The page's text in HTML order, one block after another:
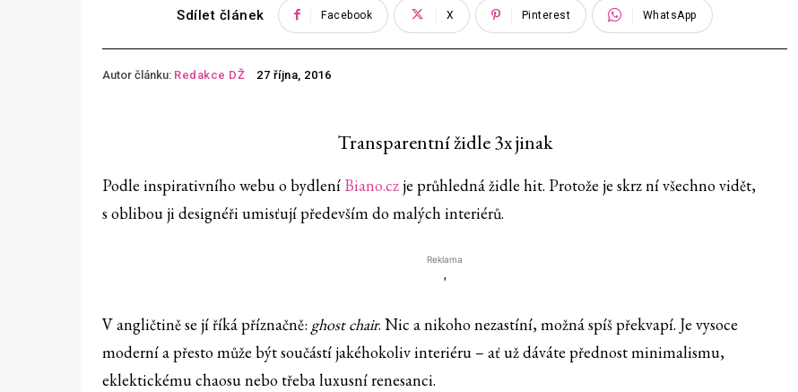
Sdílet článek Facebook X Pinterest WhatsApp
Autor článku: Redakce DŽ 27 října, 2016
Transparentní židle 3x jinak
Podle inspirativního webu o bydlení Biano.czje průhledná židle hit. Protože je skrz ní všechno vidět,
s oblibou ji designéři umisťují především do malých interiérů.
Reklama
'
V angličtině se jí říká příznačně: ghost chair. Nic a nikoho nezastíní, možná spíš překvapí. Je vysoce
moderní a přesto může být součástí jakéhokoliv interiéru – ať už dáváte přednost minimalismu,
eklektickému chaosu nebo třeba luxusní renesanci.